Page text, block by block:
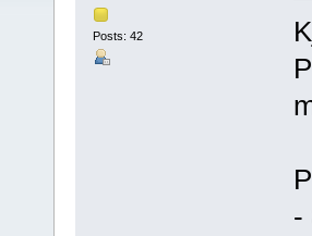
Posts: 42
-